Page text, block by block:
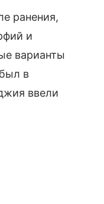
ранения,
и
варианты
в
ввели